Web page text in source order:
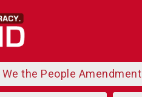
We the People Amendment